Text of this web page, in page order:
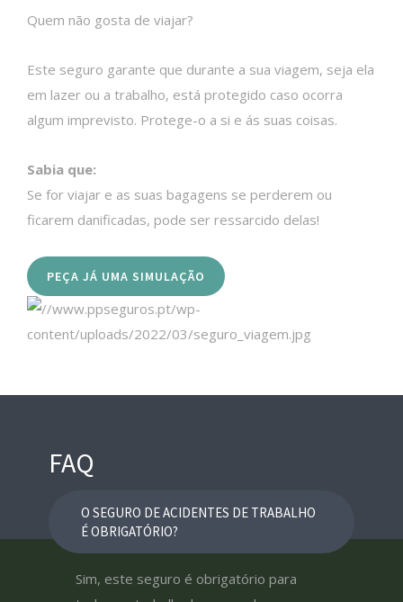
Quem não gosta de viajar?
Este seguro garante que durante a sua viagem, seja ela
em lazer ou a trabalho, está protegido caso ocorra
algum imprevisto. Protege-o a si e ás suas coisas.
Sabia que:
Se for viajar e as suas bagagens se perderem ou
ficarem danificadas, pode ser ressarcido delas!
PEÇA JÁ UMA SIMULAÇÃO
FAQ
O SEGURO DE ACIDENTES DE TRABALHO
É OBRIGATÓRIO?
Sim, este seguro é obrigatório para